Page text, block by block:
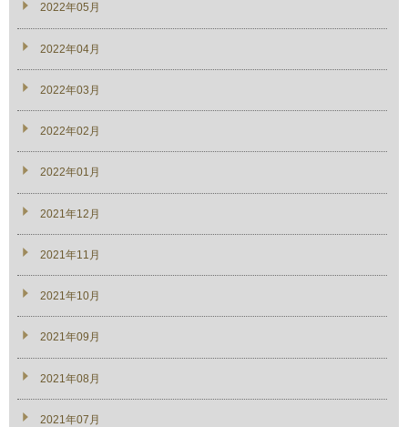
2022年05月
2022年04月
2022年03月
2022年02月
2022年01月
2021年12月
2021年11月
2021年10月
2021年09月
2021年08月
2021年07月